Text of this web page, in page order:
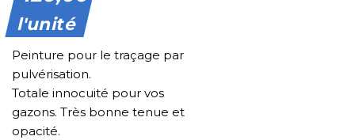
l'unité
Peinture pour le traçage par
pulvérisation.
Totale innocuité pour vos
gazons. Très bonne tenue et
opacité.